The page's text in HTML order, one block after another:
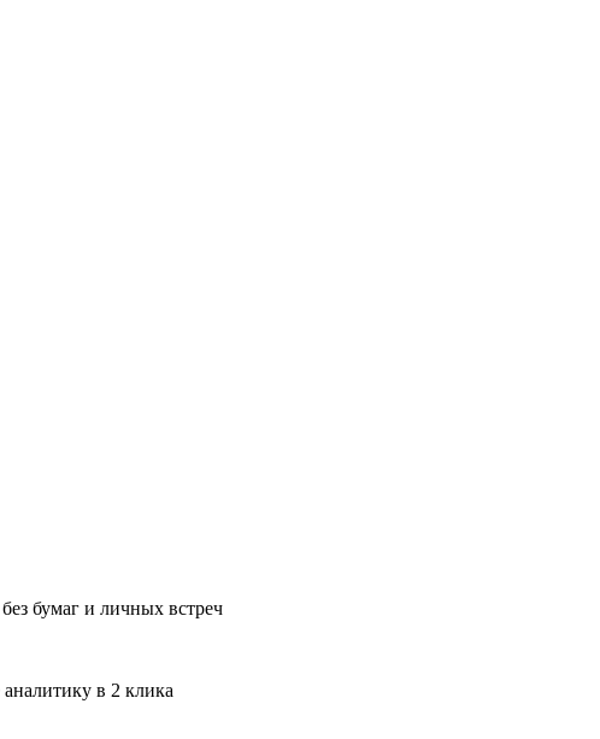
бумаг и личных встреч
в 2 клика